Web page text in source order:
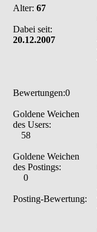
Alter: 67
Dabei seit:
20.12.2007
Bewertungen:0
Goldene Weichen
des Users:
58
Goldene Weichen
des Postings:
0
Posting-Bewertung: